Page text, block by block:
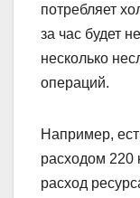
потребляет
за час будет
несколько
операций.
Например,
расходом 220
расход